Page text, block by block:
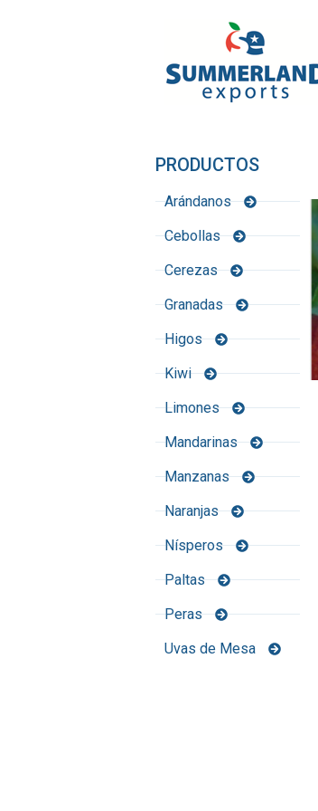
PRODUCTOS
Arándanos
Cebollas
Cerezas
Granadas
Higos
Kiwi
Limones
Mandarinas
Manzanas
Naranjas
Nísperos
Paltas
Peras
Uvas de Mesa